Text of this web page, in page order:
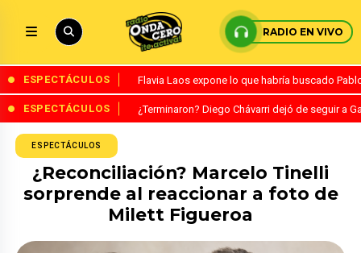
RADIO EN VIVO
ESPECTÁCULOS Flavia Laos expone lo que habría buscado
ESPECTÁCULOS ¿Terminaron? Diego Chávarri dejó de seguir a
ESPECTÁCULOS
¿Reconciliación? Marcelo Tinelli
sorprende al reaccionar a foto de
Milett Figueroa